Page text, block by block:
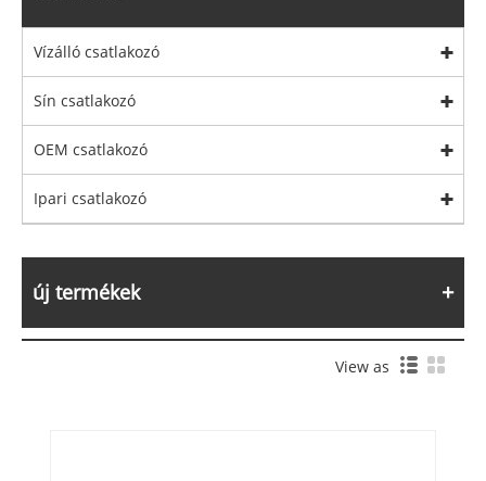
Vízálló csatlakozó
Sín csatlakozó
OEM csatlakozó
Ipari csatlakozó
új termékek
View as